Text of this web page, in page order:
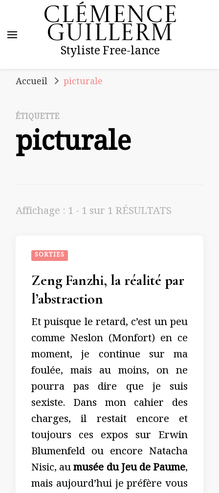
Clémence
Guillerm
Styliste Free-lance
Accueil picturale
ÉTIQUETTE
picturale
Affichage : 1 - 1 sur 1 RÉSULTATS
SORTIES
Zeng Fanzhi, la réalité par
l’abstraction
Et puisque le retard, c’est un peu
comme Neslon (Monfort) en ce
moment, je continue sur ma
foulée, mais au moins, on ne
pourra pas dire que je suis
sexiste. Dans mon cahier des
charges, il restait encore et
toujours ces expos sur Erwin
Blumenfeld ou encore Natacha
Nisic, aumusée du Jeu de Paume,
mais aujourd’hui je préfère vous